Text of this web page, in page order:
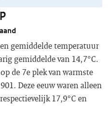
gemiddelde temperatuur
gemiddelde van 14,7°C.
de 7e plek van warmste
Deze eeuw waren alleen
17,9°C en